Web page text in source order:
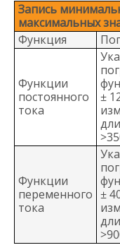
Запись
максимальных
Функция
Функции
постоянного
тока
±
Функции
переменного
тока
±